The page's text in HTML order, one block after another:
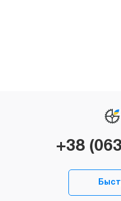
+38